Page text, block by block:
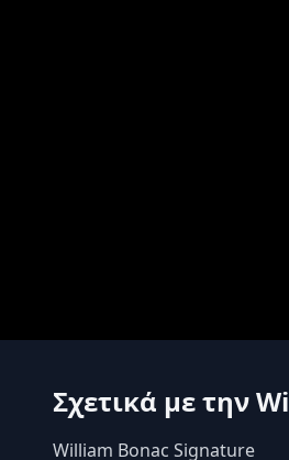
Σχετικά με την
William Bonac Signature